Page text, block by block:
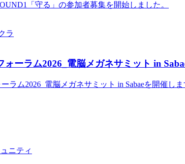
「守る」の参加者募集を開始しました。
ラ
ーラム2026_電脳メガネサミット in
ラム2026_電脳メガネサミット in Sabaeを開催しま